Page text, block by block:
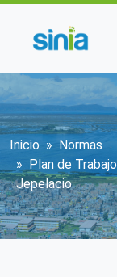
Inicio
Normas
Plan de
Jepelacio